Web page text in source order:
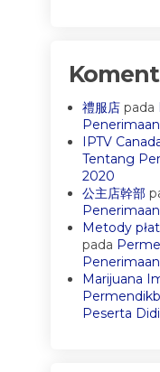
禮服店 pada
IPTV
Tentang
2020
公主店幹部
Metody
pada
Marijuana
Peserta